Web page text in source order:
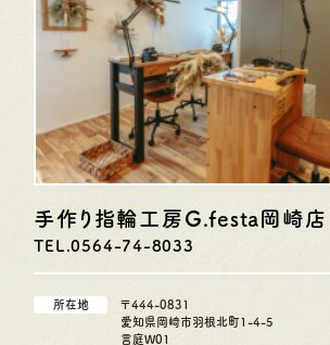
手作り指輪工房G.festa 岡崎店
TEL.0564-74-8033
所在地
〒444-0831
愛知県岡崎市羽根北町1-4-5
言庭W01